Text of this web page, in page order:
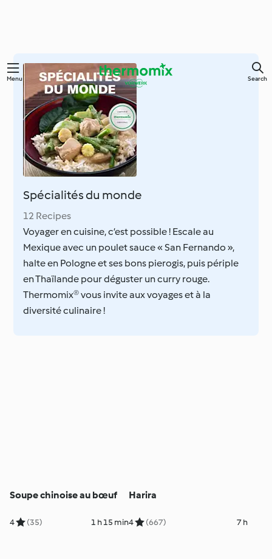
Skip
content
Menu Search
Spécialités du monde
12 Recipes
Voyager en cuisine, c’est possible ! Escale au
Mexique avec un poulet sauce « San Fernando »,
halte en Pologne et ses bons pierogis, puis périple
en Thaïlande pour déguster un curry rouge.
Thermomix® vous invite aux voyages et à la
diversité culinaire !
Soupe chinoise au bœuf
4 (35) 1 h 15 min
Harira
4 (667) 7 h